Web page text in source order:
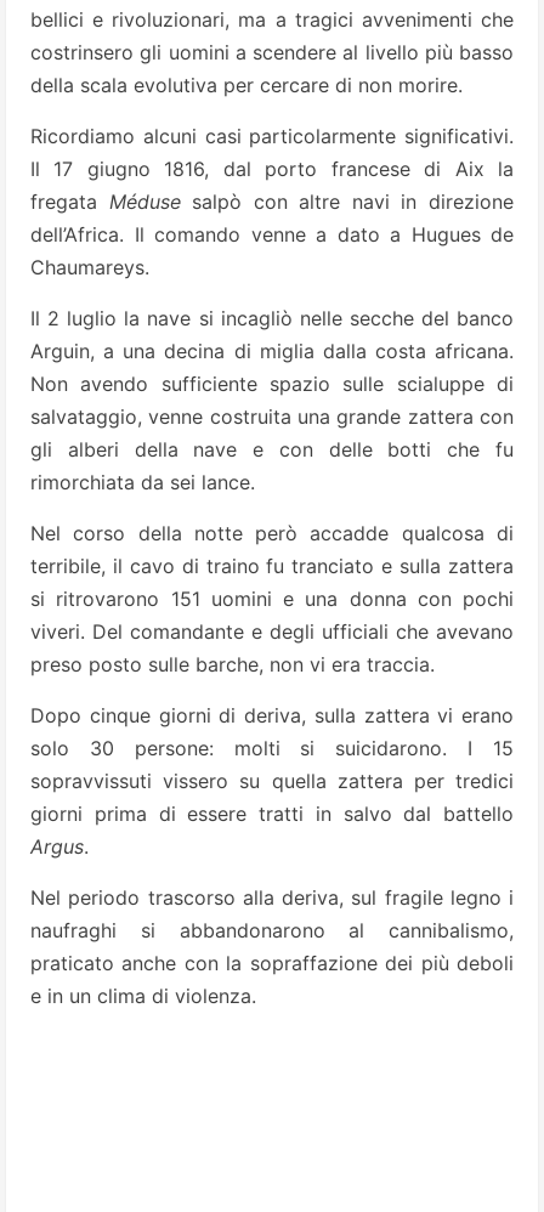
bellici e rivoluzionari, ma a tragici avvenimenti che
costrinsero gli uomini a scendere al livello più basso
della scala evolutiva per cercare di non morire.
Ricordiamo alcuni casi particolarmente significativi.
Il 17 giugno 1816, dal porto francese di Aix la
fregata Médusesalpò con altre navi in direzione
dell’Africa. Il comando venne a dato a Hugues de
Chaumareys.
Il 2 luglio la nave si incagliò nelle secche del banco
Arguin, a una decina di miglia dalla costa africana.
Non avendo sufficiente spazio sulle scialuppe di
salvataggio, venne costruita una grande zattera con
gli alberi della nave e con delle botti che fu
rimorchiata da sei lance.
Nel corso della notte però accadde qualcosa di
terribile, il cavo di traino fu tranciato e sulla zattera
si ritrovarono 151 uomini e una donna con pochi
viveri. Del comandante e degli ufficiali che avevano
preso posto sulle barche, non vi era traccia.
Dopo cinque giorni di deriva, sulla zattera vi erano
solo 30 persone: molti si suicidarono. I 15
sopravvissuti vissero su quella zattera per tredici
giorni prima di essere tratti in salvo dal battello
Argus.
Nel periodo trascorso alla deriva, sul fragile legno i
naufraghi si abbandonarono al cannibalismo,
praticato anche con la sopraffazione dei più deboli
e in un clima di violenza.